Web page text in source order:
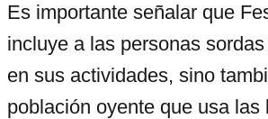
Es importante señalar que
incluye a las personas
en sus actividades, sino
población oyente que usa las